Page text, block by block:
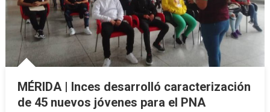
MÉRIDA | Inces desarrolló caracterización
de 45 nuevos jóvenes para el PNA